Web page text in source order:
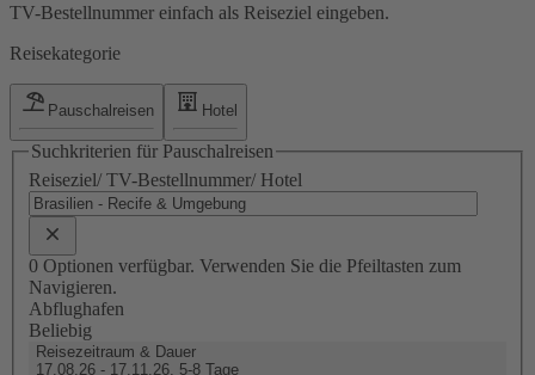
TV-Bestellnummer einfach als Reiseziel eingeben.
Reisekategorie
Pauschalreisen Hotel
Suchkriterien für Pauschalreisen
Reiseziel/ TV-Bestellnummer/ Hotel
0 Optionen verfügbar. Verwenden Sie die Pfeiltasten zum
Navigieren.
Abflughafen
Beliebig
Reisezeitraum & Dauer
17.08.26 - 17.11.26, 5-8 Tage